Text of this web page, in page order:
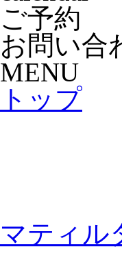
ご予約
お問い合
MENU
トップ
マティル